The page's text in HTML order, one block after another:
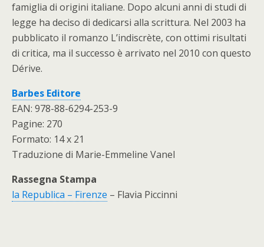
famiglia di origini italiane. Dopo alcuni anni di studi di
legge ha deciso di dedicarsi alla scrittura. Nel 2003 ha
pubblicato il romanzo L’indiscrète, con ottimi risultati
di critica, ma il successo è arrivato nel 2010 con questo
Dérive.
Barbes Editore
EAN: 978-88-6294-253-9
Pagine: 270
Formato: 14 x 21
Traduzione di Marie-Emmeline Vanel
Rassegna Stampa
la Republica – Firenze – Flavia Piccinni